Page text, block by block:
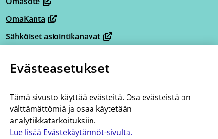
toiseen
palveluun)
uuteen
ikkunaan,
siirryt
toiseen
(avautuu
uuteen
ikkunaan,
siirryt
toiseen
palveluun)
OmaKanta
(avautuu
uuteen
siirryt
palveluun)
Sähköiset asiointikanavat
(avautuu
ikkunaan,
toiseen
palveluun)
uuteen
siirryt
toiseen
palveluun)
Omahelpperi
ikkunaan,
siirryt
toiseen
Tietoa hoito- ja palveluketjuista
Saavutettavuus
Evästeasetukset
Tämä sivusto käyttää evästeitä. Osa evästeistä on
välttämättömiä ja osaa käytetään
analytiikkatarkoituksiin.
Lue lisää Evästekäytännöt-sivulta.